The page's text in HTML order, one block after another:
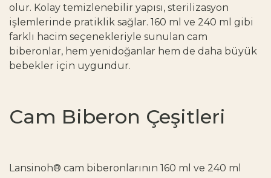
olur. Kolay temizlenebilir yapısı, sterilizasyon
işlemlerinde pratiklik sağlar. 160 ml ve 240 ml gibi
farklı hacim seçenekleriyle sunulan cam
biberonlar, hem yenidoğanlar hem de daha büyük
bebekler için uygundur.
Cam Biberon Çeşitleri
Lansinoh® cam biberonlarının 160 ml ve 240 ml